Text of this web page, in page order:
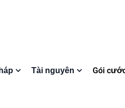
Tài nguyên Gói